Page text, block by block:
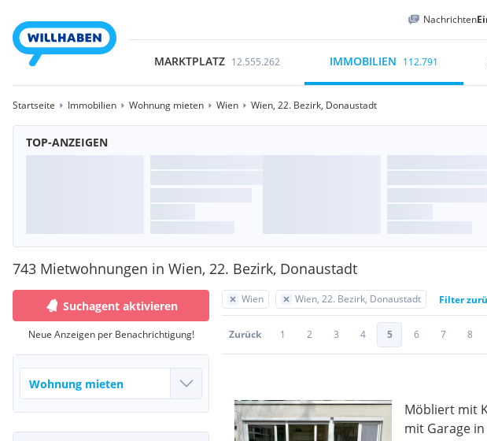
Nachrichten
MARKTPLATZ 12.555.262 IMMOBILIEN 112.791
Startseite Immobilien Wohnung mieten Wien Wien, 22. Bezirk, Donaustadt
TOP-ANZEIGEN
743 Mietwohnungen in Wien, 22. Bezirk, Donaustadt
Suchagent aktivieren
Neue Anzeigen per Benachrichtigung!
Wien Wien, 22. Bezirk, Donaustadt Filter
Zurück 1 2 3 4 5 6 7 8
Möbliert mit
mit Garage